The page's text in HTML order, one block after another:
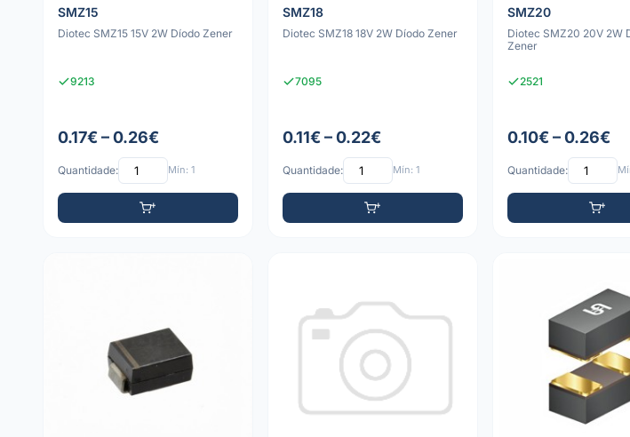
SMZ15
Diotec SMZ15 15V 2W Díodo Zener
9213
0.17€ – 0.26€
Quantidade: Mín: 1
SMZ18
Diotec SMZ18 18V 2W Díodo Zener
7095
0.11€ – 0.22€
Quantidade: Mín: 1
SMZ20
Diotec SMZ20 20V 2W
Zener
2521
0.10€ – 0.26€
Quantidade: